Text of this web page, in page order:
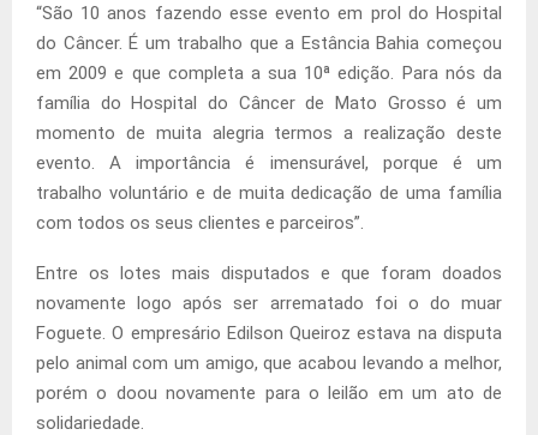
“São 10 anos fazendo esse evento em prol do Hospital
do Câncer. É um trabalho que a Estância Bahia começou
em 2009 e que completa a sua 10ª edição. Para nós da
família do Hospital do Câncer de Mato Grosso é um
momento de muita alegria termos a realização deste
evento. A importância é imensurável, porque é um
trabalho voluntário e de muita dedicação de uma família
com todos os seus clientes e parceiros”.
Entre os lotes mais disputados e que foram doados
novamente logo após ser arrematado foi o do muar
Foguete. O empresário Edilson Queiroz estava na disputa
pelo animal com um amigo, que acabou levando a melhor,
porém o doou novamente para o leilão em um ato de
solidariedade.